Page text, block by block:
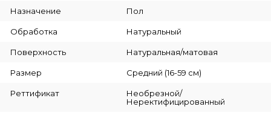
Назначение Пол
Обработка Натуральный
Поверхность Натуральная/матовая
Размер Средний (16-59 см)
Реттификат
Необрезной/
Неректифицированный